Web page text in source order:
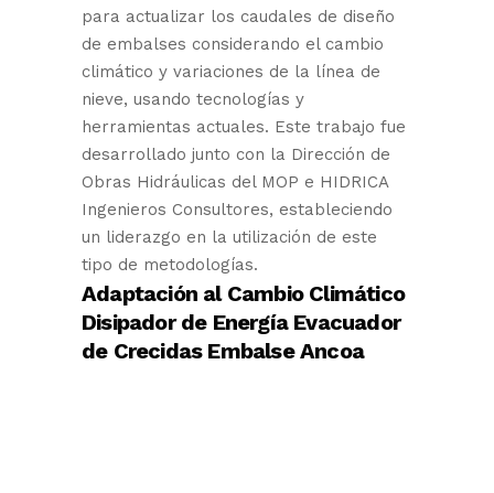
para actualizar los caudales de diseño
de embalses considerando el cambio
climático y variaciones de la línea de
nieve, usando tecnologías y
herramientas actuales. Este trabajo fue
desarrollado junto con la Dirección de
Obras Hidráulicas del MOP e HIDRICA
Ingenieros Consultores, estableciendo
un liderazgo en la utilización de este
tipo de metodologías.
Adaptación al Cambio Climático
Disipador de Energía Evacuador
de Crecidas Embalse Ancoa